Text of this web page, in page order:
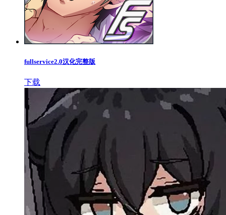
fullservice2.0汉化完整版
下载